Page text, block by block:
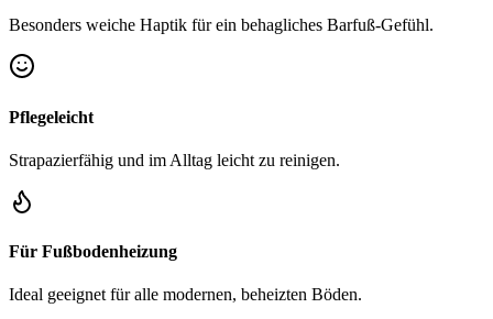
Besonders weiche Haptik für ein behagliches Barfuß-Gefühl.
Pflegeleicht
Strapazierfähig und im Alltag leicht zu reinigen.
Für Fußbodenheizung
Ideal geeignet für alle modernen, beheizten Böden.